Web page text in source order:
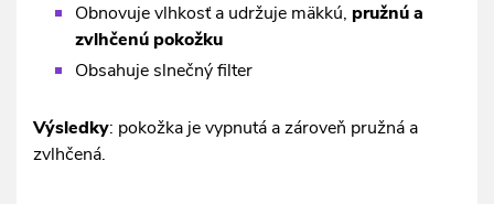
Obnovuje vlhkosť a udržuje mäkkú, pružnú a
zvlhčenú pokožku
Obsahuje slnečný filter
Výsledky: pokožka je vypnutá a zároveň pružná a
zvlhčená.